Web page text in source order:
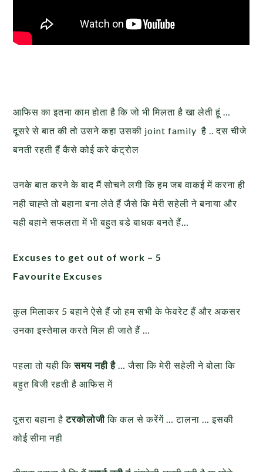
आफिस का इतना काम होता है कि जो भी मिलता है खा लेती हूं …
दूसरे से बात की तो उसने कहा उसकी joint family है .. दस चीजे
बनती रहती हैं कैसे कोई करे कंट्रोल
उनके बात करने के बाद मैं सोचने लगी कि हम जब वाकई में करना ही
नही चाह्ते तो बहाना बना लेते हैं जैसे कि मेरी सहेली ने बनाया और
यही बहाने सफलता में भी बहुत बडे बाधक बनते हैं…
Excuses to get out of work – 5
Favourite Excuses
कुल मिलाकर 5 बहाने ऐसे हैं जो हम सभी के फेवरेट हैं और अकसर
उनका इस्तेमाल करते मिल ही जाते हैं …
पहला तो यही किसमय नही है … जैसा कि मेरी सहेली ने बोला कि
बहुत बिजी रहती है आफिस में
दूसरा बहाना हैटरकोलोजीकि कल से करेंगें … टालना … इसकी
कोई सीमा नही